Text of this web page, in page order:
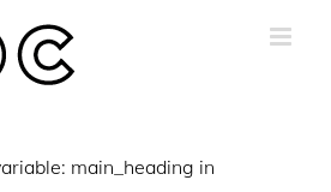
main_heading in